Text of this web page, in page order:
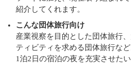
紹介してくれます。
こんな団体旅行向け
産業視察を目的とした団体旅行
ティビティを求める団体旅行など
1泊2日の宿泊の夜を充実させた